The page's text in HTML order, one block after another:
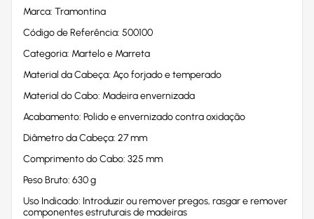
Marca: Tramontina
Código de Referência: 500100
Categoria: Martelo e Marreta
Material da Cabeça: Aço forjado e temperado
Material do Cabo: Madeira envernizada
Acabamento: Polido e envernizado contra oxidação
Diâmetro da Cabeça: 27 mm
Comprimento do Cabo: 325 mm
Peso Bruto: 630 g
Uso Indicado: Introduzir ou remover pregos, rasgar e remover
componentes estruturais de madeiras